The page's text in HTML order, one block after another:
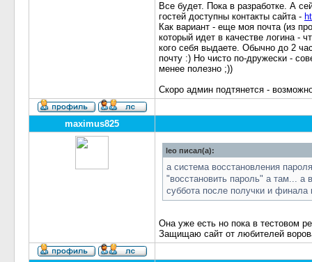
Все будет. Пока в разработке. А
гостей доступны контакты сайта -
Как вариант - еще моя почта (из
который идет в качестве логина -
кого себя выдаете. Обычно до 2
почту :) Но чисто по-дружески -
менее полезно ;))
Скоро админ подтянется -
maximus825
leo писал(а):
а система восстановления
"восстановить пароль" а там... а
суббота после получки и финала
Она уже есть но пока в тестовом
Защищаю сайт от любителей